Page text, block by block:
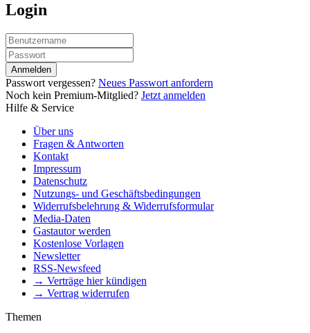
Login
Anmelden
Passwort vergessen? Neues Passwort anfordern
Noch kein Premium-Mitglied? Jetzt anmelden
Hilfe & Service
Über uns
Fragen & Antworten
Kontakt
Impressum
Datenschutz
Nutzungs- und Geschäftsbedingungen
Widerrufsbelehrung & Widerrufsformular
Media-Daten
Gastautor werden
Kostenlose Vorlagen
Newsletter
RSS-Newsfeed
→ Verträge hier kündigen
→ Vertrag widerrufen
Themen